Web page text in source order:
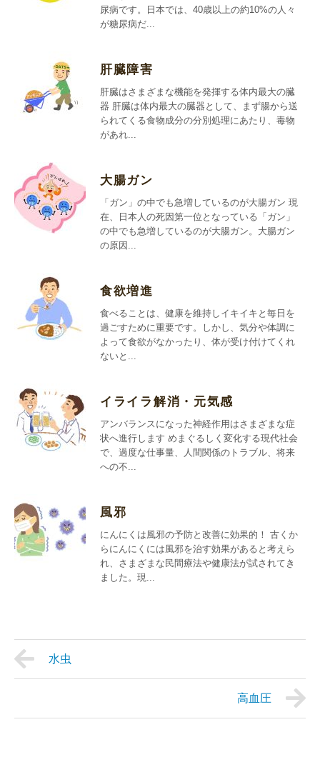
尿病です。日本では、40歳以上の約10%の人々
が糖尿病だ...
肝臓障害
肝臓はさまざまな機能を発揮する体内最大の臓
器 肝臓は体内最大の臓器として、まず腸から送
られてくる食物成分の分別処理にあたり、毒物
があれ...
大腸ガン
「ガン」の中でも急増しているのが大腸ガン 現
在、日本人の死因第一位となっている「ガン」
の中でも急増しているのが大腸ガン。大腸ガン
の原因...
食欲増進
食べることは、健康を維持しイキイキと毎日を
過ごすために重要です。しかし、気分や体調に
よって食欲がなかったり、体が受け付けてくれ
ないと...
イライラ解消・元気感
アンバランスになった神経作用はさまざまな症
状へ進行します めまぐるしく変化する現代社会
で、過度な仕事量、人間関係のトラブル、将来
への不...
風邪
にんにくは風邪の予防と改善に効果的！ 古くか
らにんにくには風邪を治す効果があると考えら
れ、さまざまな民間療法や健康法が試されてき
ました。現...
水虫
高血圧